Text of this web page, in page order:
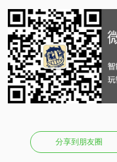
分享到朋友圈